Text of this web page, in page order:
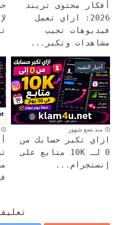
أفكار محتوى تريند
2026: ازاي تعمل
فيديوهات تجيب
مشاهدات وتكبر...
أخبار التقنيه
منذ بضع شهور
ازاي تكبر حسابك من
0 لـ 10K متابع على
إنستجرام...